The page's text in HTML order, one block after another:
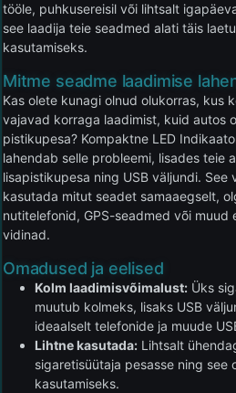
tööle, puhkusereisil või lihtsalt
see laadija teie seadmed alati täis
kasutamiseks.
Mitme seadme laadimise
Kas olete kunagi olnud olukorras, kus
vajavad korraga laadimist, kuid autos
pistikupesa? Kompaktne LED
lahendab selle probleemi, lisades teie
lisapistikupesa ning USB väljundi. See
kasutada mitut seadet samaaegselt,
nutitelefonid, GPS-seadmed või muud
vidinad.
Omadused ja eelised
Kolm laadimisvõimalust: Üks
muutub kolmeks, lisaks USB
ideaalselt telefonide ja muude
Lihtne kasutada: Lihtsalt
sigaretisüütaja pesasse ning see
kasutamiseks.